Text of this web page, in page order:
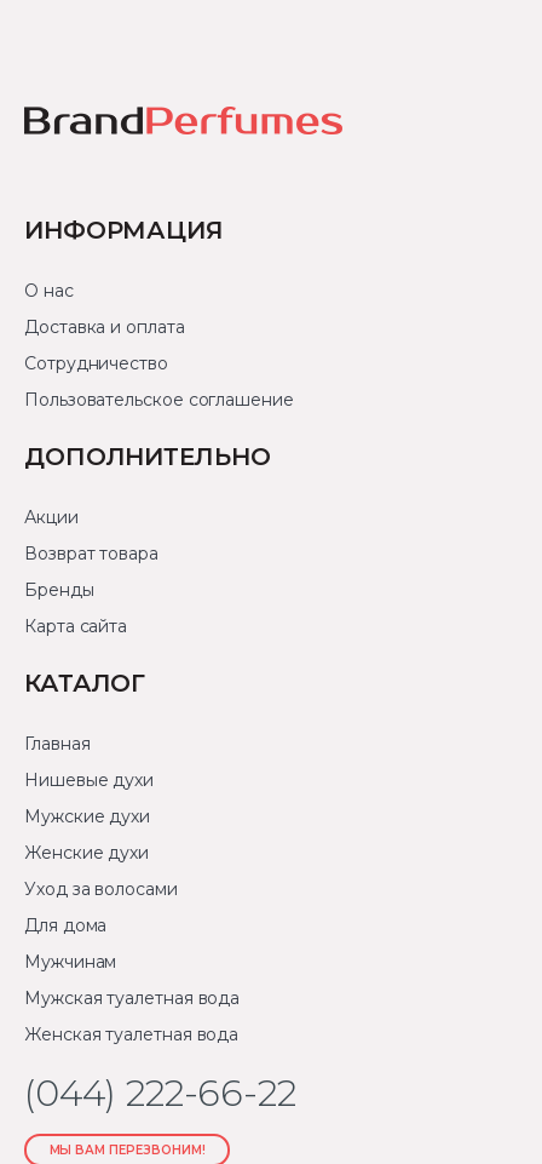
ИНФОРМАЦИЯ
О нас
Доставка и оплата
Сотрудничество
Пользовательское соглашение
ДОПОЛНИТЕЛЬНО
Акции
Возврат товара
Бренды
Карта сайта
КАТАЛОГ
Главная
Нишевые духи
Мужские духи
Женские духи
Уход за волосами
Для дома
Мужчинам
Мужская туалетная вода
Женская туалетная вода
(044) 222-66-22
МЫ ВАМ ПЕРЕЗВОНИМ!